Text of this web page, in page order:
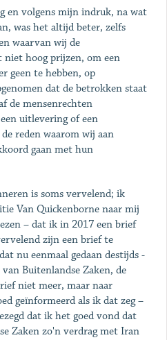
en volgens mijn indruk, na wat
was het altijd beter, zelfs
waarvan wij de
hoog prijzen, om een
geen te hebben, op
dat de betrokken staat
de mensenrechten
uitlevering of een
reden waarom wij aan
gaan met hun
is soms vervelend; ik
Van Quickenborne naar mij
– dat ik in 2017 een brief
zijn een brief te
nu eenmaal gedaan destijds -
Buitenlandse Zaken, de
niet meer, maar naar
geïnformeerd als ik dat zeg –
dat ik het goed vond dat
Zaken zo'n verdrag met Iran